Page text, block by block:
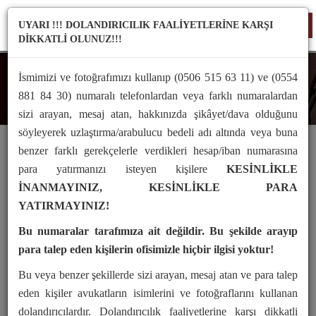
UYARI !!! DOLANDIRICILIK FAALİYETLERİNE KARŞI
DİKKATLİ OLUNUZ!!!
İsmimizi ve fotoğrafımızı kullanıp (0506 515 63 11) ve (0554
881 84 30) numaralı telefonlardan veya farklı numaralardan
sizi arayan, mesaj atan, hakkınızda şikâyet/dava olduğunu
söyleyerek uzlaştırma/arabulucu bedeli adı altında veya buna
benzer farklı gerekçelerle verdikleri hesap/iban numarasına
para yatırmanızı isteyen kişilere KESİNLİKLE
İNANMAYINIZ, KESİNLİKLE PARA
YATIRMAYINIZ!
Bu numaralar tarafımıza ait değildir. Bu şekilde arayıp
para talep eden kişilerin ofisimizle hiçbir ilgisi yoktur!
Bu veya benzer şekillerde sizi arayan, mesaj atan ve para talep
eden kişiler avukatların isimlerini ve fotoğraflarını kullanan
dolandırıcılardır. Dolandırıcılık faaliyetlerine karşı dikkatli
Arabuluculuk Mevzuat
Arabuluculuk Kanunu
BİRİNCİ BÖLÜM
Amaç ve kapsam